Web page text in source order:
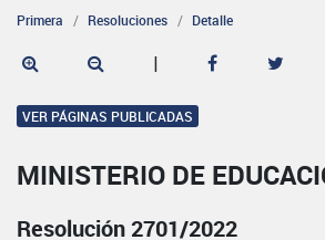
Primera Resoluciones Detalle
|
VER PÁGINAS PUBLICADAS
MINISTERIO DE
Resolución 2701/2022